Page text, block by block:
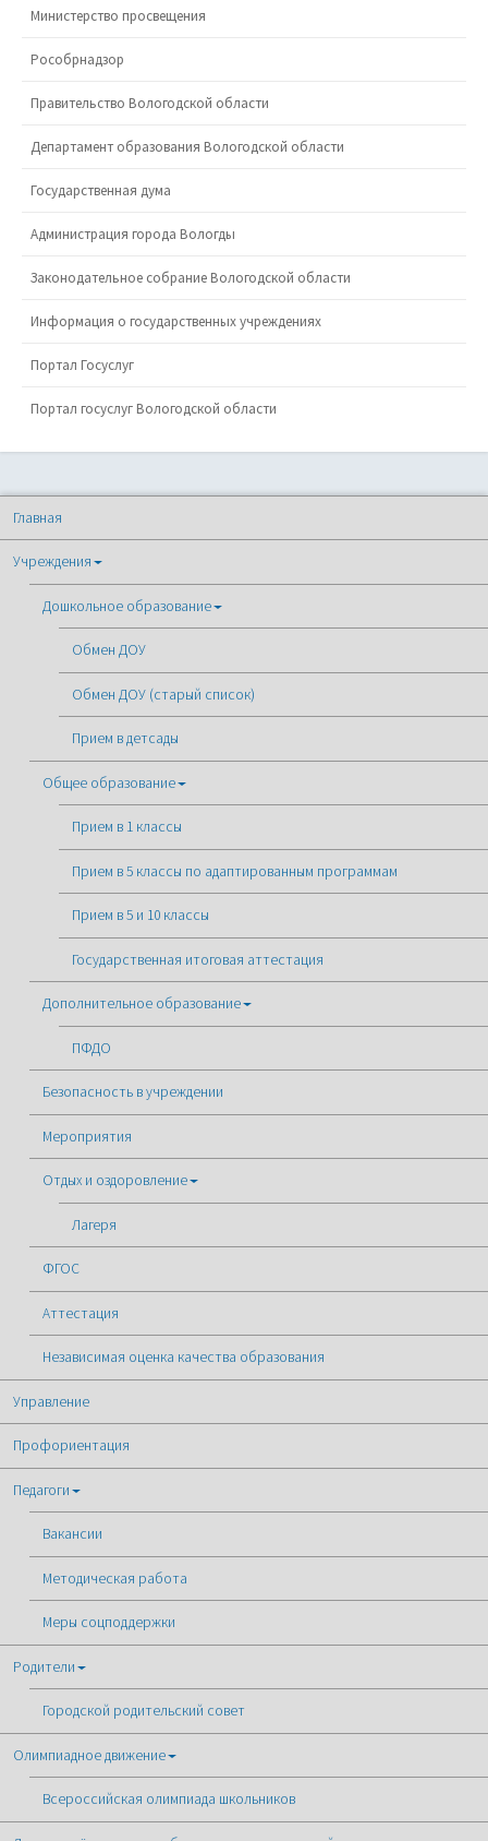
Министерство просвещения
Рособрнадзор
Правительство Вологодской области
Департамент образования Вологодской области
Государственная дума
Администрация города Вологды
Законодательное собрание Вологодской области
Информация о государственных учреждениях
Портал Госуслуг
Портал госуслуг Вологодской области
Главная
Учреждения
Дошкольное образование
Обмен ДОУ
Обмен ДОУ (старый список)
Прием в детсады
Общее образование
Прием в 1 классы
Прием в 5 классы по адаптированным программам
Прием в 5 и 10 классы
Государственная итоговая аттестация
Дополнительное образование
ПФДО
Безопасность в учреждении
Мероприятия
Отдых и оздоровление
Лагеря
ФГОС
Аттестация
Независимая оценка качества образования
Управление
Профориентация
Педагоги
Вакансии
Методическая работа
Меры соцподдержки
Родители
Городской родительский совет
Олимпиадное движение
Всероссийская олимпиада школьников